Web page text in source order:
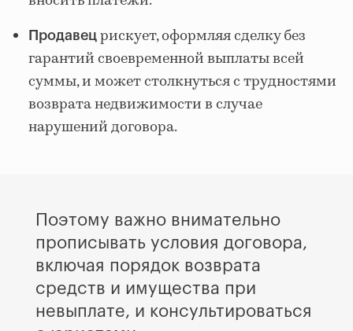
Продавец рискует, оформляя сделку без
гарантий своевременной выплаты всей
суммы, и может столкнуться с трудностями
возврата недвижимости в случае
нарушений договора.
Поэтому важно внимательно
прописывать условия договора,
включая порядок возврата
средств и имущества при
невыплате, и консультироваться